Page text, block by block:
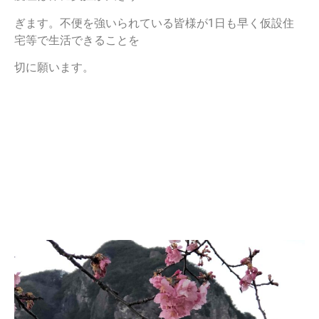
ぎます。不便を強いられている皆様が1日も早く仮設住
宅等で生活できることを
切に願います。